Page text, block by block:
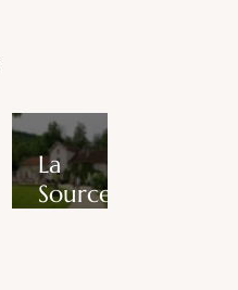
La
Source